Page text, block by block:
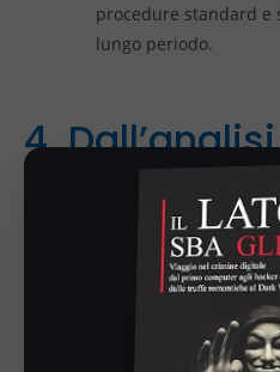
procedure standard e
lungo periodo.
4.
Classificare il rischio su un
cassetto è inutile (e ti espone
negligenza). Se hai identificato